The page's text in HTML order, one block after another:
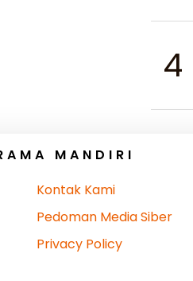
4
MANDIRI
Kontak Kami
Pedoman Media Siber
Privacy Policy